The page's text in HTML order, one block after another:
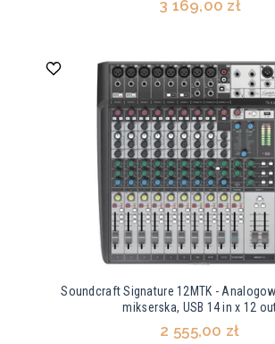
3 169,00 zł
Soundcraft Signature 12MTK -
mikserska, USB 14 in x 12
2 555,00 zł